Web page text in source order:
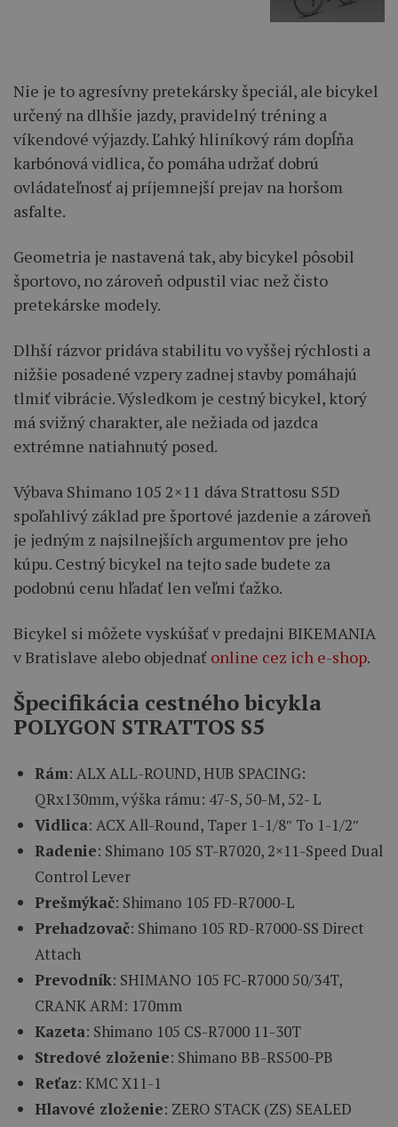
Nie je to agresívny pretekársky špeciál, ale bicykel
určený na dlhšie jazdy, pravidelný tréning a
víkendové výjazdy. Ľahký hliníkový rám dopĺňa
karbónová vidlica, čo pomáha udržať dobrú
ovládateľnosť aj príjemnejší prejav na horšom
asfalte.
Geometria je nastavená tak, aby bicykel pôsobil
športovo, no zároveň odpustil viac než čisto
pretekárske modely.
Dlhší rázvor pridáva stabilitu vo vyššej rýchlosti a
nižšie posadené vzpery zadnej stavby pomáhajú
tlmiť vibrácie. Výsledkom je cestný bicykel, ktorý
má svižný charakter, ale nežiada od jazdca
extrémne natiahnutý posed.
Výbava Shimano 105 2×11 dáva Strattosu S5D
spoľahlivý základ pre športové jazdenie a zároveň
je jedným z najsilnejších argumentov pre jeho
kúpu. Cestný bicykel na tejto sade budete za
podobnú cenu hľadať len veľmi ťažko.
Bicykel si môžete vyskúšať v predajni BIKEMANIA
v Bratislave alebo objednať online cez ich e-shop.
Špecifikácia cestného bicykla
POLYGON STRATTOS S5
Rám: ALX ALL-ROUND, HUB SPACING:
QRx130mm, výška rámu: 47-S, 50-M, 52- L
Vidlica: ACX All-Round, Taper 1-1/8″ To 1-1/2″
Radenie: Shimano 105 ST-R7020, 2×11-Speed Dual
Control Lever
Prešmýkač: Shimano 105 FD-R7000-L
Prehadzovač: Shimano 105 RD-R7000-SS Direct
Attach
Prevodník: SHIMANO 105 FC-R7000 50/34T,
CRANK ARM: 170mm
Kazeta: Shimano 105 CS-R7000 11-30T
Stredové zloženie: Shimano BB-RS500-PB
Reťaz: KMC X11-1
Hlavové zloženie: ZERO STACK (ZS) SEALED